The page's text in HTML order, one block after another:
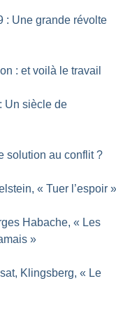
: Une grande révolte
: et voilà le travail
Un siècle de
solution au conflit ?
« Tuer l’espoir
Habache, « Les
»
Klingsberg, « Le